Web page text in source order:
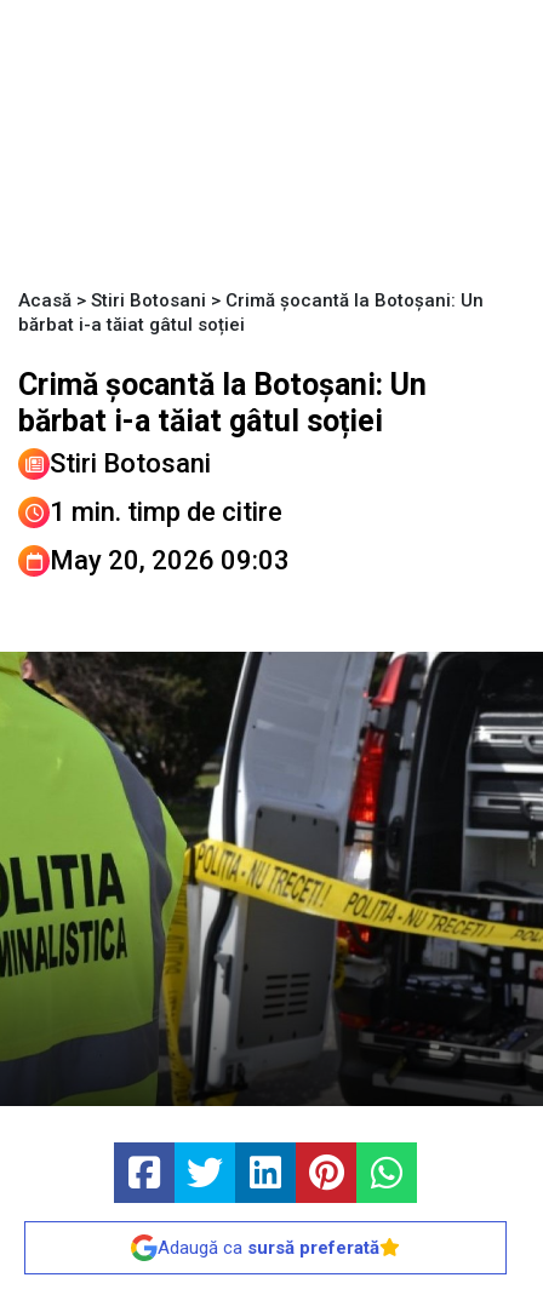
Acasă > Stiri Botosani > Crimă șocantă la Botoșani: Un
bărbat i-a tăiat gâtul soției
Crimă șocantă la Botoșani: Un
bărbat i-a tăiat gâtul soției
Stiri Botosani
1 min. timp de citire
May 20, 2026 09:03
Adaugă ca sursă preferată